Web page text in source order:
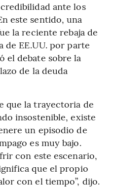
ante los
este sentido, una
la reciente rebaja de
EE.UU. por parte
el debate sobre la
de la deuda
que la trayectoria de
insostenible, existe
un episodio de
es muy bajo.
con este escenario,
que el propio
con el tiempo”, dijo.